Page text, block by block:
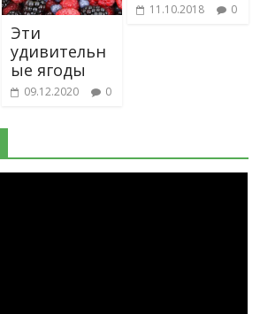
Эти
удивительн
ые ягоды
09.12.2020 0
11.10.2018 0